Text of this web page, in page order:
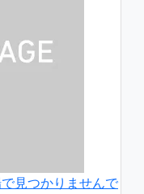
見つかりませんで